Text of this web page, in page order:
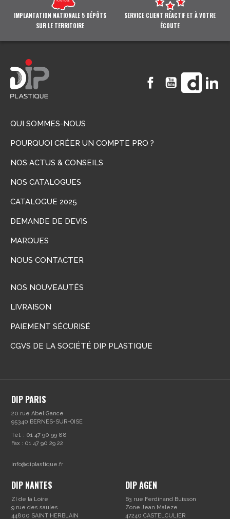
IMPLANTATION NATIONALE 5 DÉPÔTS
SUR LE TERRITOIRE
SERVICE CLIENT RÉACTIF ET À VOTRE
ÉCOUTE
FacebookYouTubeVimeo
QUI SOMMES-NOUS
POURQUOI CRÉER UN COMPTE PRO ?
NOS ACTUS & CONSEILS
NOS CATALOGUES
CATALOGUE 2025
DEMANDE DE DEVIS
MARQUES
NOUS CONTACTER
NOS NOUVEAUTÉS
LIVRAISON
PAIEMENT SÉCURISÉ
CGVS DE LA SOCIÉTÉ DIP PLASTIQUE
DIP PARIS
20 rue Abel Gance
95340 BERNES-SUR-OISE
Tél. : 01 47 90 99 88
Fax : 01 47 90 29 22
info@diplastique.fr
DIP NANTES
ZI de la Loire
9 rue des saules
44800 SAINT HERBLAIN
DIP AGEN
63 rue Ferdinand Buisson
Zone Jean Maleze
47240 CASTELCULIER